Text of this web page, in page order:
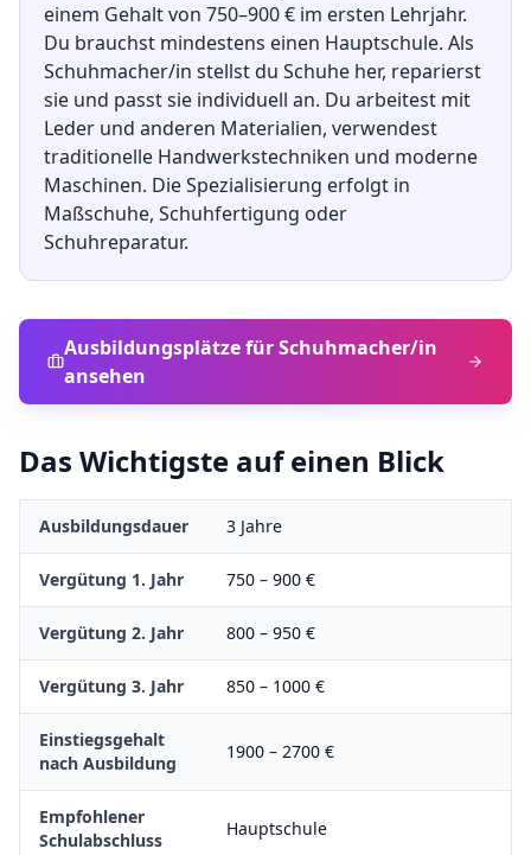
einem Gehalt von 750–900€ im ersten Lehrjahr.
Du brauchst mindestens einen Hauptschule. Als
Schuhmacher/in stellst du Schuhe her, reparierst
sie und passt sie individuell an. Du arbeitest mit
Leder und anderen Materialien, verwendest
traditionelle Handwerkstechniken und moderne
Maschinen. Die Spezialisierung erfolgt in
Maßschuhe, Schuhfertigung oder
Schuhreparatur.
Ausbildungsplätze fürSchuhmacher/in
ansehen
Das Wichtigste auf einen Blick
Ausbildungsdauer 3 Jahre
Vergütung 1. Jahr 750 – 900 €
Vergütung 2. Jahr 800 – 950 €
Vergütung 3. Jahr 850 – 1000 €
Einstiegsgehalt
nach Ausbildung
1900 – 2700 €
Empfohlener
Schulabschluss
Hauptschule